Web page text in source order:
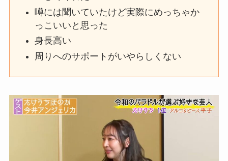
噂には聞いていたけど実際にめっちゃか
っこいいと思った
身長高い
周りへのサポートがいやらしくない